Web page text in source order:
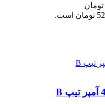
قیمت اصلی 568,800 تومان